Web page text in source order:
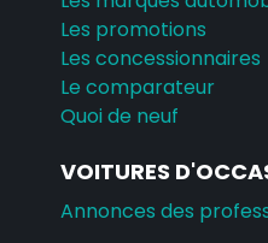
Les promotions
Les concessionnaires
Le comparateur
Quoi de neuf
VOITURES
Annonces des